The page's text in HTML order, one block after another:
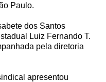
Paulo.
dos Santos
Luiz Fernando T.
pela diretoria
apresentou